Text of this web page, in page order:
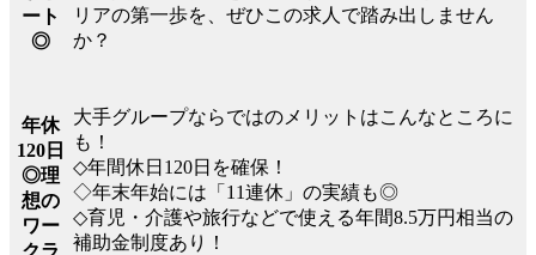
ート
◎
リアの第一歩を、ぜひこの求人で踏み出しません
か？
年休
120日
◎理
想の
ワー
大手グループならではのメリットはこんなところに
も！
◇年間休日120日を確保！
◇年末年始には「11連休」の実績も◎
◇育児・介護や旅行などで使える年間8.5万円相当の
補助金制度あり！